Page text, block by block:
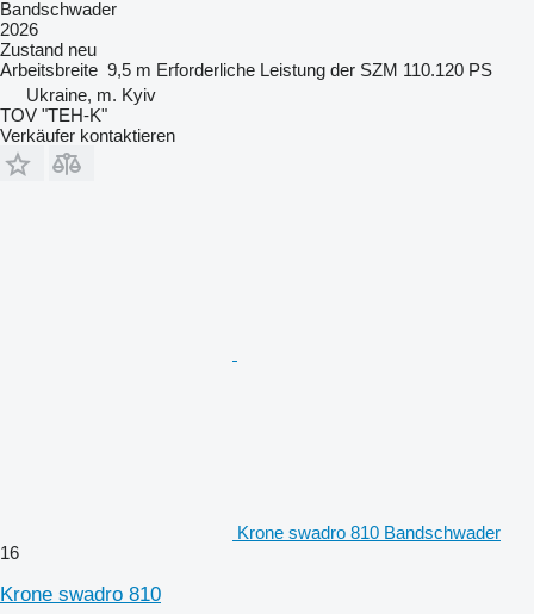
Bandschwader
2026
Zustand neu
Arbeitsbreite 9,5 m Erforderliche Leistung der SZM 110.120 PS
Ukraine, m. Kyiv
TOV "TEH-K"
Verkäufer kontaktieren
Krone swadro 810 Bandschwader
16
Krone swadro 810